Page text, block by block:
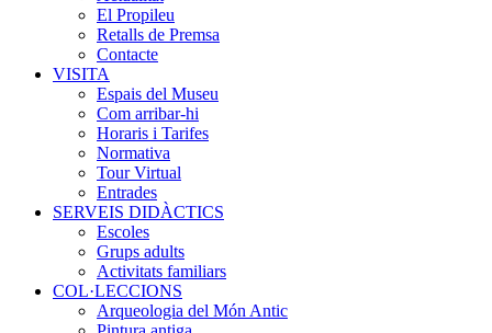
El Propileu
Retalls de Premsa
Contacte
VISITA
Espais del Museu
Com arribar-hi
Horaris i Tarifes
Normativa
Tour Virtual
Entrades
SERVEIS DIDÀCTICS
Escoles
Grups adults
Activitats familiars
COL·LECCIONS
Arqueologia del Món Antic